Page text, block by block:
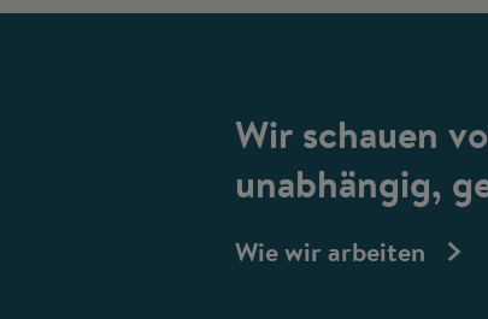
Wir schauen
unabhängig,
Wie wir arbeiten